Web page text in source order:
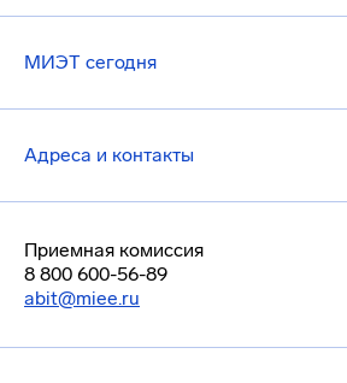
МИЭТ сегодня
Адреса и контакты
Приемная комиссия
8 800 600-56-89
abit@miee.ru